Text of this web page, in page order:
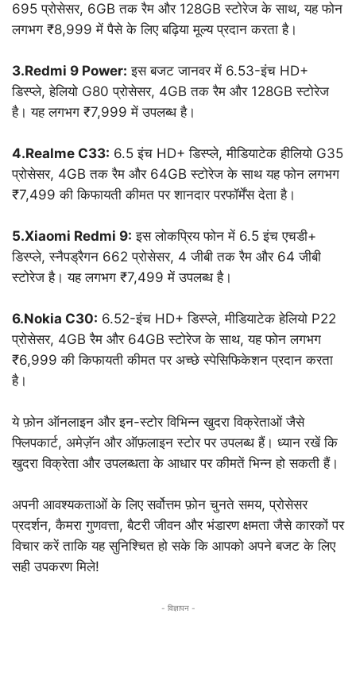
695 प्रोसेसर, 6GB तक रैम और 128GB स्टोरेज के साथ, यह फोन
लगभग ₹8,999 में पैसे के लिए बढ़िया मूल्य प्रदान करता है।
3.Redmi 9 Power: इस बजट जानवर में 6.53-इंच HD+
डिस्प्ले, हेलियो G80 प्रोसेसर, 4GB तक रैम और 128GB स्टोरेज
है। यह लगभग ₹7,999 में उपलब्ध है।
4.Realme C33: 6.5 इंच HD+ डिस्प्ले, मीडियाटेक हीलियो G35
प्रोसेसर, 4GB तक रैम और 64GB स्टोरेज के साथ यह फोन लगभग
₹7,499 की किफायती कीमत पर शानदार परफॉर्मेंस देता है।
5.Xiaomi Redmi 9: इस लोकप्रिय फोन में 6.5 इंच एचडी+
डिस्प्ले, स्नैपड्रैगन 662 प्रोसेसर, 4 जीबी तक रैम और 64 जीबी
स्टोरेज है। यह लगभग ₹7,499 में उपलब्ध है।
6.Nokia C30: 6.52-इंच HD+ डिस्प्ले, मीडियाटेक हेलियो P22
प्रोसेसर, 4GB रैम और 64GB स्टोरेज के साथ, यह फोन लगभग
₹6,999 की किफायती कीमत पर अच्छे स्पेसिफिकेशन प्रदान करता
है।
ये फ़ोन ऑनलाइन और इन-स्टोर विभिन्न खुदरा विक्रेताओं जैसे
फ्लिपकार्ट, अमेज़ॅन और ऑफ़लाइन स्टोर पर उपलब्ध हैं। ध्यान रखें कि
खुदरा विक्रेता और उपलब्धता के आधार पर कीमतें भिन्न हो सकती हैं।
अपनी आवश्यकताओं के लिए सर्वोत्तम फ़ोन चुनते समय, प्रोसेसर
प्रदर्शन, कैमरा गुणवत्ता, बैटरी जीवन और भंडारण क्षमता जैसे कारकों पर
विचार करें ताकि यह सुनिश्चित हो सके कि आपको अपने बजट के लिए
सही उपकरण मिले!
- विज्ञापन -